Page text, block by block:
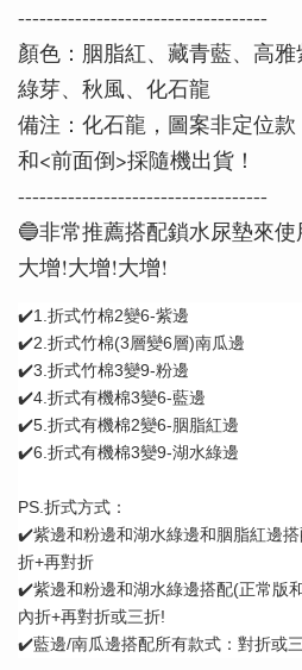
-----------------------------------
顏色：胭脂紅、藏青藍、高雅
綠芽、秋風、化石龍
備注：化石龍，圖案非定位
和<前面倒>採隨機出貨！
-----------------------------------
🔵非常推薦搭配鎖水尿墊來
大增!大增!大增!
✔️1.折式竹棉2變6-紫邊
✔️2.折式竹棉(3層變6層)南瓜邊
✔️3.折式竹棉3變9-粉邊
✔️4.折式有機棉3變6-藍邊
✔️5.折式有機棉2變6-胭脂紅邊
✔️6.折式有機棉3變9-湖水綠邊
PS.折式方式：
✔️紫邊和粉邊和湖水綠邊和胭脂紅邊
折+再對折
✔️紫邊和粉邊和湖水綠邊搭配(正常版
內折+再對折或三折!
✔️藍邊/南瓜邊搭配所有款式：對折或